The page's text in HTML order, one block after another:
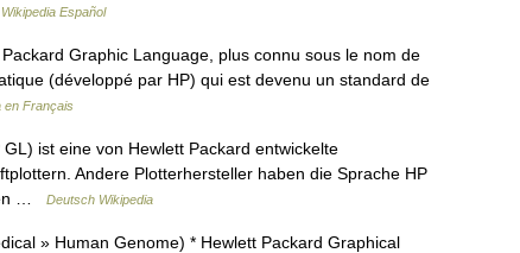
Wikipedia Español
Graphic Language, plus connu sous le nom de
(développé par HP) qui est devenu un standard de
en Français
ist eine von Hewlett Packard entwickelte
Andere Plotterhersteller haben die Sprache HP
…
Deutsch Wikipedia
» Human Genome) * Hewlett Packard Graphical